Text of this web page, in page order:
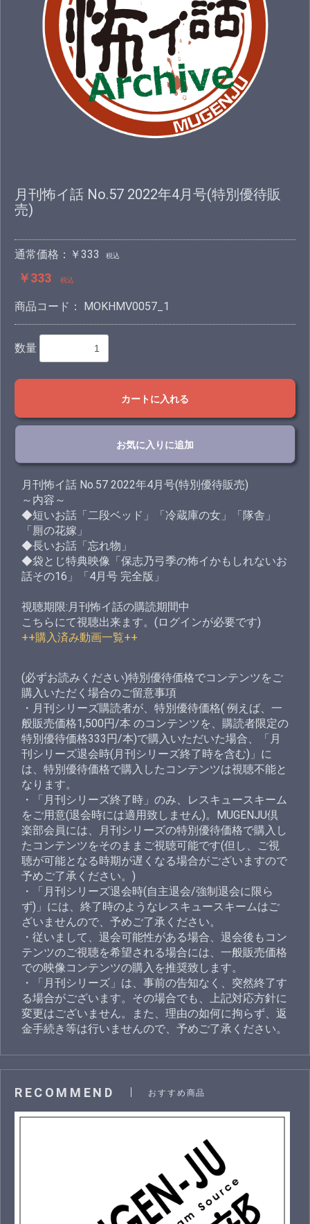
月刊怖イ話 No.57 2022年4月号(特別優待販
売)
通常価格：￥333 税込
￥333 税込
商品コード： MOKHMV0057_1
数量
カートに入れる
お気に入りに追加
月刊怖イ話 No.57 2022年4月号(特別優待販売)
～内容～
◆短いお話「二段ベッド」「冷蔵庫の女」「隊舎」
「厠の花嫁」
◆長いお話「忘れ物」
◆袋とじ特典映像「保志乃弓季の怖イかもしれないお
話その16」「4月号 完全版」
視聴期限:月刊怖イ話の購読期間中
こちらにて視聴出来ます。(ログインが必要です)
++購入済み動画一覧++
(必ずお読みください)特別優待価格でコンテンツをご
購入いただく場合のご留意事項
・月刊シリーズ購読者が、特別優待価格( 例えば、一
般販売価格1,500円/本 のコンテンツを、購読者限定の
特別優待価格333円/本)で購入いただいた場合、「月
刊シリーズ退会時(月刊シリーズ終了時を含む)」に
は、特別優待価格で購入したコンテンツは視聴不能と
なります。
・「月刊シリーズ終了時」のみ、レスキュースキーム
をご用意(退会時には適用致しません)。MUGENJU倶
楽部会員には、月刊シリーズの特別優待価格で購入し
たコンテンツをそのままご視聴可能です(但し、ご視
聴が可能となる時期が遅くなる場合がございますので
予めご了承ください。)
・「月刊シリーズ退会時(自主退会/強制退会に限ら
ず)」には、終了時のようなレスキュースキームはご
ざいませんので、予めご了承ください。
・従いまして、退会可能性がある場合、退会後もコン
テンツのご視聴を希望される場合には、一般販売価格
での映像コンテンツの購入を推奨致します。
・「月刊シリーズ」は、事前の告知なく、突然終了す
る場合がございます。その場合でも、上記対応方針に
変更はございません。また、理由の如何に拘らず、返
金手続き等は行いませんので、予めご了承ください。
RECOMMEND おすすめ商品